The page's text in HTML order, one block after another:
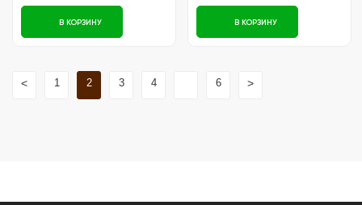
В КОРЗИНУ В КОРЗИНУ
1 2 3 4 6